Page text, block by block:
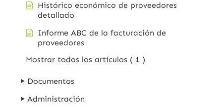
Histórico económico de proveedores
detallado
Informe ABC de la facturación de
proveedores
Mostrar todos los artículos ( 1 )
Documentos
Administración